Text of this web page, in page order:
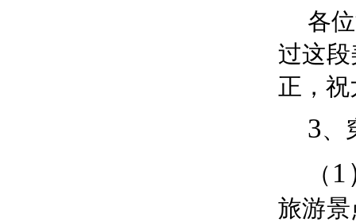
各
过这
正，
3、
（
旅游